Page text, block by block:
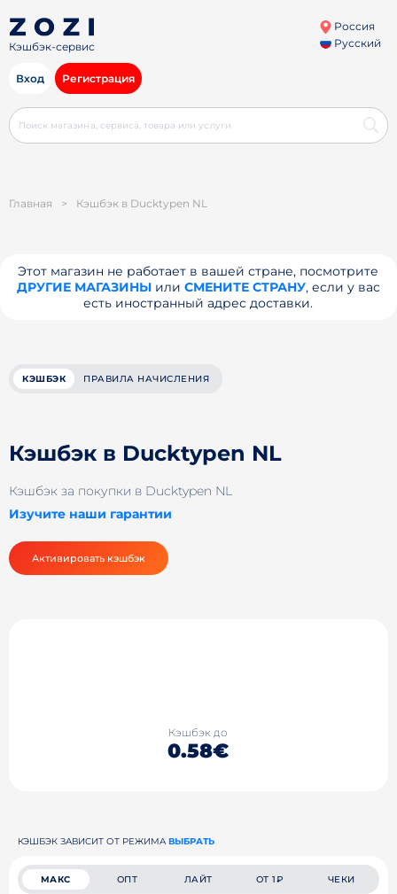
Кэшбэк-сервис
Россия
Русский
Вход Регистрация
Главная > Кэшбэк в Ducktypen NL
Этот магазин не работает в вашей стране, посмотрите
ДРУГИЕ МАГАЗИНЫили СМЕНИТЕ СТРАНУ, если у вас
есть иностранный адрес доставки.
КЭШБЭК ПРАВИЛА НАЧИСЛЕНИЯ
Кэшбэк в Ducktypen NL
Кэшбэк за покупки в Ducktypen NL
Изучите наши гарантии
Активировать кэшбэк
Кэшбэк до
0.58€
КЭШБЭК ЗАВИСИТ ОТ РЕЖИМА ВЫБРАТЬ
МАКС ОПТ ЛАЙТ ОТ 1₽ ЧЕКИ